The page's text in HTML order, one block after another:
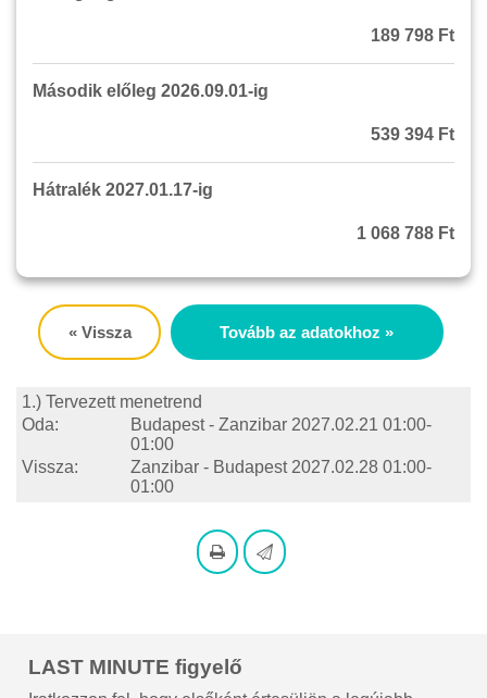
189 798 Ft
Második előleg 2026.09.01-ig
539 394 Ft
Hátralék 2027.01.17-ig
1 068 788 Ft
« Vissza Tovább az adatokhoz »
1.) Tervezett menetrend
Oda:
Budapest - Zanzibar 2027.02.21 01:00-
01:00
Vissza:
Zanzibar - Budapest 2027.02.28 01:00-
01:00
LAST MINUTE figyelő